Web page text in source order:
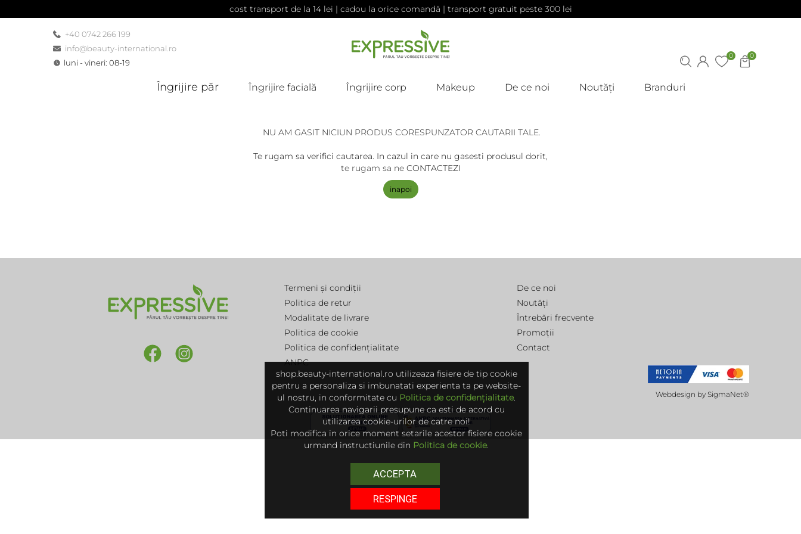
cost transport de la 14 lei | cadou la orice comandă | transport gratuit peste 300 lei
+40 0742 266 199
info@beauty-international.ro
luni - vineri: 08-19
0
0
Îngrijire păr Îngrijire facială Îngrijire corp Makeup De ce noi Noutăți Branduri
NU AM GASIT NICIUN PRODUS CORESPUNZATOR CAUTARII TALE.
Te rugam sa verifici cautarea. In cazul in care nu gasesti produsul dorit,
te rugam sa ne CONTACTEZI
inapoi
Termeni și condiții
Politica de retur
Modalitate de livrare
Politica de cookie
Politica de confidențialitate
ANPC
De ce noi
Noutăți
Întrebări frecvente
Promoții
Contact
Webdesign by SigmaNet®
shop.beauty-international.ro utilizeaza fisiere de tip cookie
pentru a personaliza si imbunatati experienta ta pe website-
ul nostru, in conformitate cu Politica de confidențialitate.
Continuarea navigarii presupune ca esti de acord cu
utilizarea cookie-urilor de catre noi!
Poti modifica in orice moment setarile acestor fisiere cookie
urmand instructiunile din Politica de cookie.
ACCEPTA
RESPINGE